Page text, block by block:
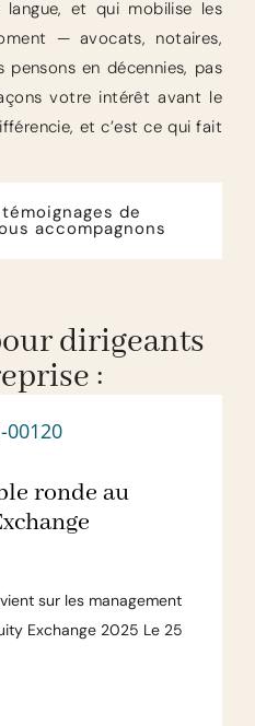
et qui mobilise les
— avocats, notaires,
en décennies, pas
votre intérêt avant le
et c’est ce qui fait
de
accompagnons
dirigeants
:
ronde au
sur les management
Exchange 2025 Le 25